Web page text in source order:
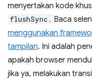
menyertakan kode
flushSync. Baca
menggunakan
tampilan. Ini adalah
apakah browser
jika ya, melakukan